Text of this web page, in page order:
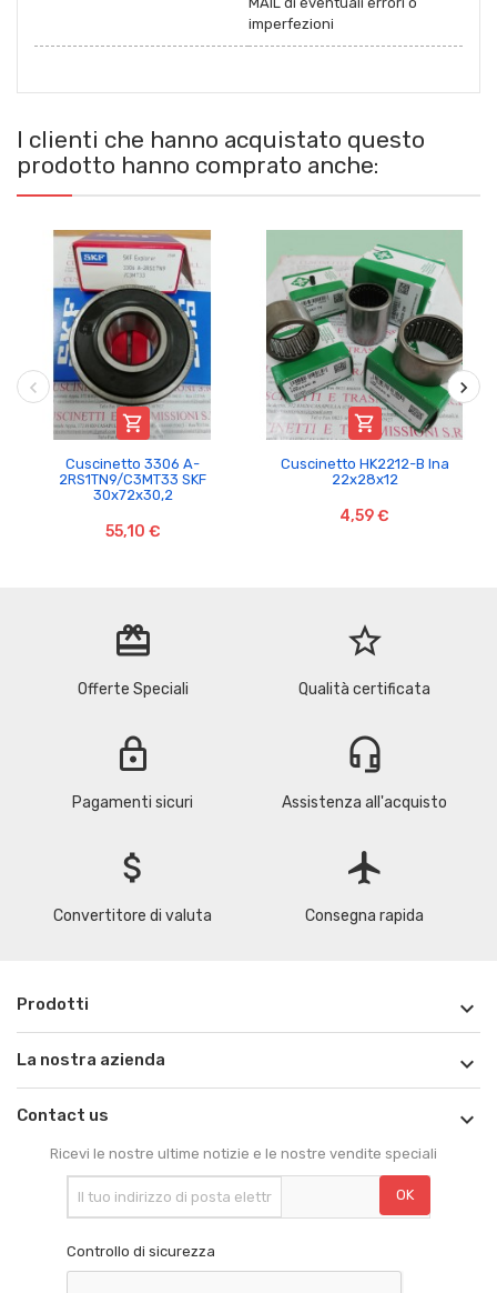
imperfezioni
I clienti che hanno acquistato questo
prodotto hanno comprato anche:

Cuscinetto 3306 A-
2RS1TN9/C3MT33 SKF
30x72x30,2
55,10 €

Cuscinetto HK2212-B Ina
22x28x12
4,59 €
redeem
Offerte Speciali
star_border
Qualità certificata
lock
Pagamenti sicuri
headset_mic
Assistenza all'acquisto
attach_money
Convertitore di valuta
flight
Consegna rapida
Prodotti 
La nostra azienda 
Contact us 
Ricevi le nostre ultime notizie e le nostre vendite speciali
Controllo di sicurezza